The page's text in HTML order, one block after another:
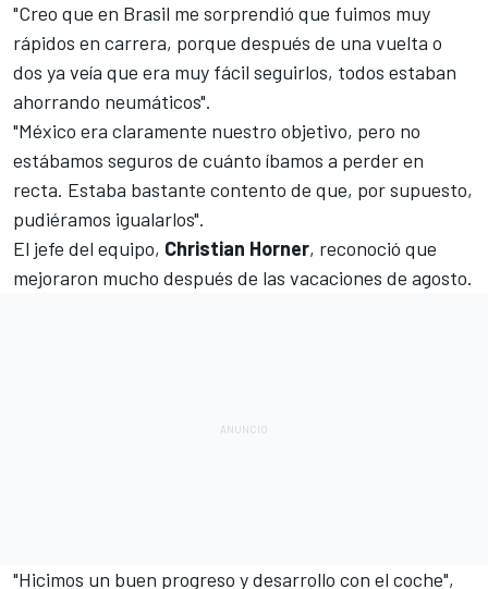
"Creo que en Brasil me sorprendió que fuimos muy
rápidos en carrera, porque después de una vuelta o
dos ya veía que era muy fácil seguirlos, todos estaban
ahorrando neumáticos".
"México era claramente nuestro objetivo, pero no
estábamos seguros de cuánto íbamos a perder en
recta. Estaba bastante contento de que, por supuesto,
pudiéramos igualarlos".
El jefe del equipo, Christian Horner, reconoció que
mejoraron mucho después de las vacaciones de agosto.
"Hicimos un buen progreso y desarrollo con el coche",